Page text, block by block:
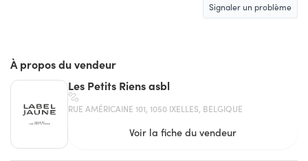
Signaler un problème
À propos du vendeur
Les Petits Riens asbl
RUE AMÉRICAINE 101, 1050 IXELLES, BELGIQUE
Voir la fiche du vendeur